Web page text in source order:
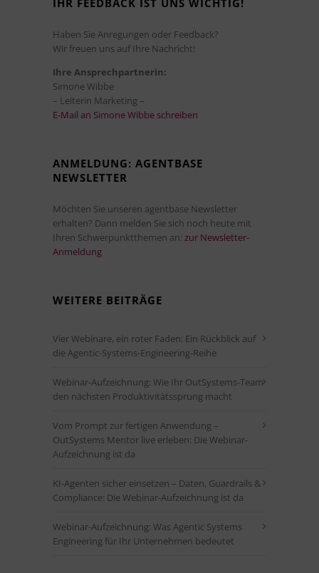
Haben Sie Anregungen oder Feedback?
Wir freuen uns auf Ihre Nachricht!
Ihre Ansprechpartnerin:
Simone Wibbe
– Leiterin Marketing –
E-Mail an Simone Wibbe schreiben
ANMELDUNG: AGENTBASE
NEWSLETTER
Möchten Sie unseren agentbase Newsletter
erhalten? Dann melden Sie sich noch heute mit
Ihren Schwerpunktthemen an: zur Newsletter-
Anmeldung
WEITERE BEITRÄGE
Vier Webinare, ein roter Faden: Ein Rückblick auf
die Agentic-Systems-Engineering-Reihe
Webinar-Aufzeichnung: Wie Ihr OutSystems-Team
den nächsten Produktivitätssprung macht
Vom Prompt zur fertigen Anwendung –
OutSystems Mentor live erleben: Die Webinar-
Aufzeichnung ist da
KI-Agenten sicher einsetzen – Daten, Guardrails &
Compliance: Die Webinar-Aufzeichnung ist da
Webinar-Aufzeichnung: Was Agentic Systems
Engineering für Ihr Unternehmen bedeutet